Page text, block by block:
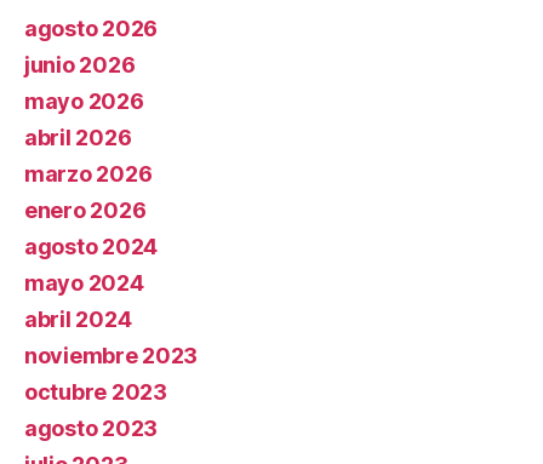
agosto 2026
junio 2026
mayo 2026
abril 2026
marzo 2026
enero 2026
agosto 2024
mayo 2024
abril 2024
noviembre 2023
octubre 2023
agosto 2023